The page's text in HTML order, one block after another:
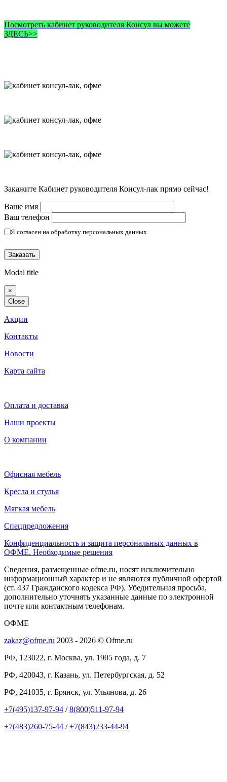
Посмотреть кабинет руководителя Консул вы можете
ЗДЕСЬ>>
Закажите Кабинет руководителя Консул-лак прямо сейчас!
Ваше имя
Ваш телефон
Я согласен на обработку персональных данных
Modal title
×
Close
Акции
Контакты
Новости
Карта сайта
Оплата и доставка
Наши проекты
О компании
Офисная мебель
Кресла и стулья
Мягкая мебель
Спецпредложения
Конфиденциальность и защита персональных данных в
ОФМЕ. Необходимые решения
Сведения, размещенные ofme.ru, носят исключительно
информационный характер и не являются публичной офертой
(ст. 437 Гражданского кодекса РФ). Убедительная просьба,
дополнительно уточнять указанные данные по электронной
почте или контактным телефонам.
ОФМЕ
zakaz@ofme.ru 2003 - 2026 © Ofme.ru
РФ, 123022, г. Москва, ул. 1905 года, д. 7
РФ, 420043, г. Казань, ул. Петербургская, д. 52
РФ, 241035, г. Брянск, ул. Ульянова, д. 26
+7(495)137-97-94 /8(800)511-97-94
+7(483)260-75-44 /+7(843)233-44-94